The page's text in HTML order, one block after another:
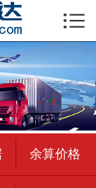
首页
简介
新闻
至全国
加盟

余算价格